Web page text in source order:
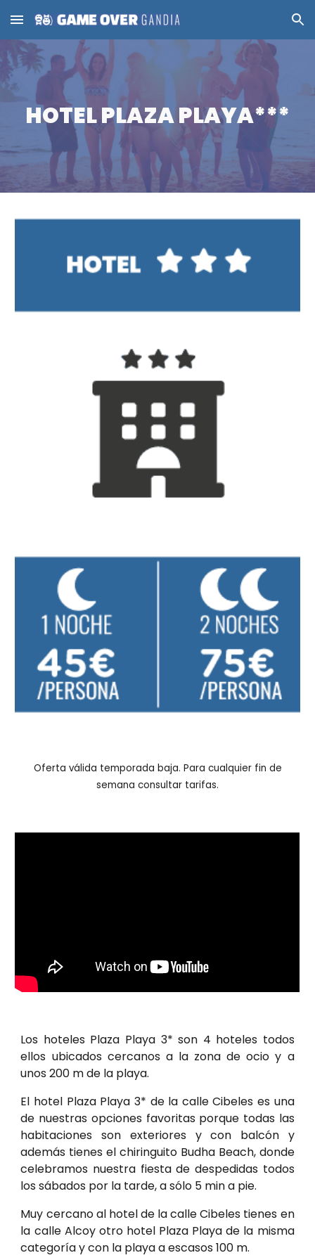
Skip to main content Skip to navigation
HOTEL PLAZA PLAYA***
Oferta válida temporada baja. Para cualquier fin de
semana consultar tarifas.
Los hoteles Plaza Playa 3* son 4 hoteles todos
ellos ubicados cercanos a la zona de ocio y a
unos 200 m de la playa.
El hotel Plaza Playa 3* de la calle Cibeles es una
de nuestras opciones favoritas porque todas las
habitaciones son exteriores y con balcón y
además tienes el chiringuito Budha Beach, donde
celebramos nuestra fiesta de despedidas todos
los sábados por la tarde, a sólo 5 min a pie.
Muy cercano al hotel de la calle Cibeles tienes en
la calle Alcoy otro hotel Plaza Playa de la misma
categoría y con la playa a escasos 100 m.